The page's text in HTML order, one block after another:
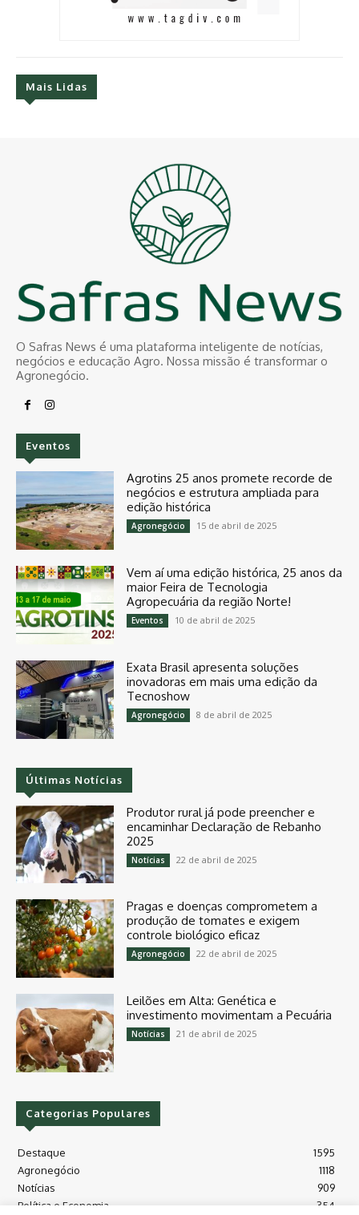
Mais Lidas
O Safras News é uma plataforma inteligente de notícias,
negócios e educação Agro. Nossa missão é transformar o
Agronegócio.
Eventos
Agrotins 25 anos promete recorde de
negócios e estrutura ampliada para
edição histórica
Agronegócio 15 de abril de 2025
Vem aí uma edição histórica, 25 anos da
maior Feira de Tecnologia
Agropecuária da região Norte!
Eventos 10 de abril de 2025
Exata Brasil apresenta soluções
inovadoras em mais uma edição da
Tecnoshow
Agronegócio 8 de abril de 2025
Últimas Notícias
Produtor rural já pode preencher e
encaminhar Declaração de Rebanho
2025
Notícias 22 de abril de 2025
Pragas e doenças comprometem a
produção de tomates e exigem
controle biológico eficaz
Agronegócio 22 de abril de 2025
Leilões em Alta: Genética e
investimento movimentam a Pecuária
Notícias 21 de abril de 2025
Categorias Populares
Destaque
1595
Agronegócio
1118
Notícias
909
Política e Economia
354